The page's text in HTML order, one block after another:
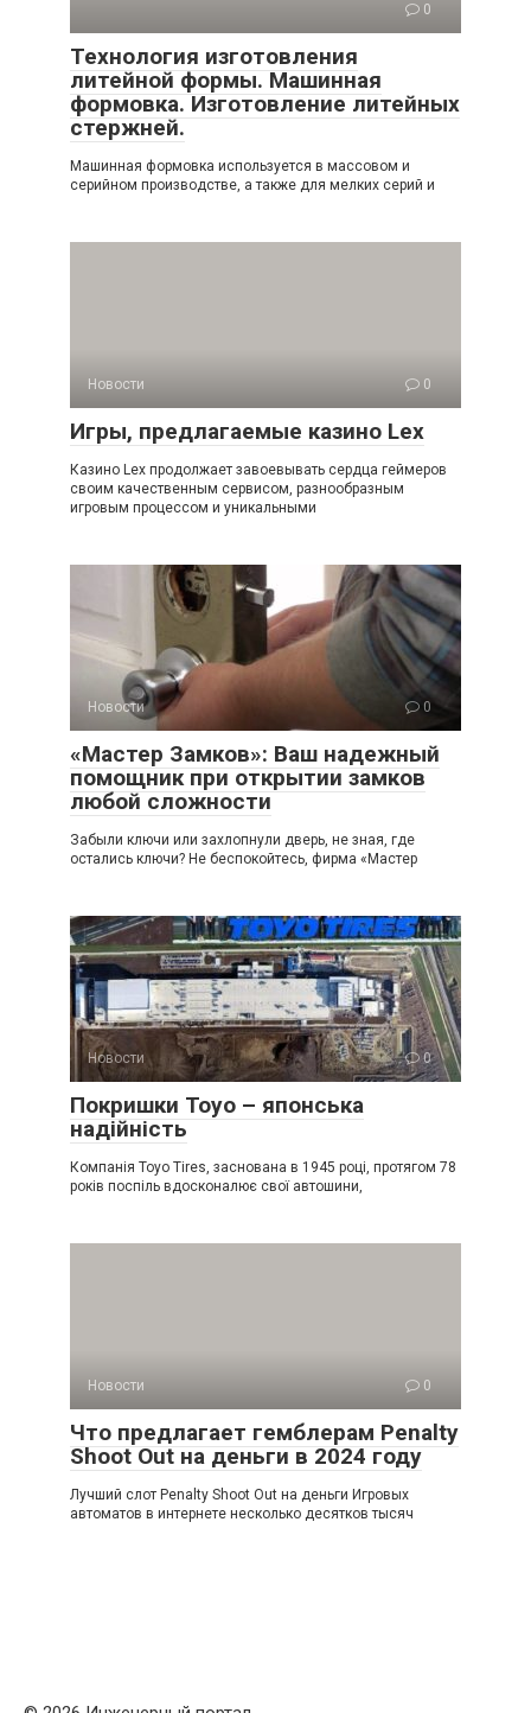
0
Технология изготовления
литейной формы. Машинная
формовка. Изготовление литейных
стержней.
Машинная формовка используется в массовом и
серийном производстве, а также для мелких серий и
Новости 0
Игры, предлагаемые казино Lex
Казино Lex продолжает завоевывать сердца геймеров
своим качественным сервисом, разнообразным
игровым процессом и уникальными
Новости 0
«Мастер Замков»: Ваш надежный
помощник при открытии замков
любой сложности
Забыли ключи или захлопнули дверь, не зная, где
остались ключи? Не беспокойтесь, фирма «Мастер
Новости 0
Покришки Toyo – японська
надійність
Компанія Toyo Tires, заснована в 1945 році, протягом 78
років поспіль вдосконалює свої автошини,
Новости 0
Что предлагает гемблерам Penalty
Shoot Out на деньги в 2024 году
Лучший слот Penalty Shoot Out на деньги Игровых
автоматов в интернете несколько десятков тысяч